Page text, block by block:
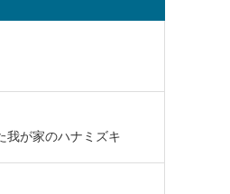
我が家のハナミズキ